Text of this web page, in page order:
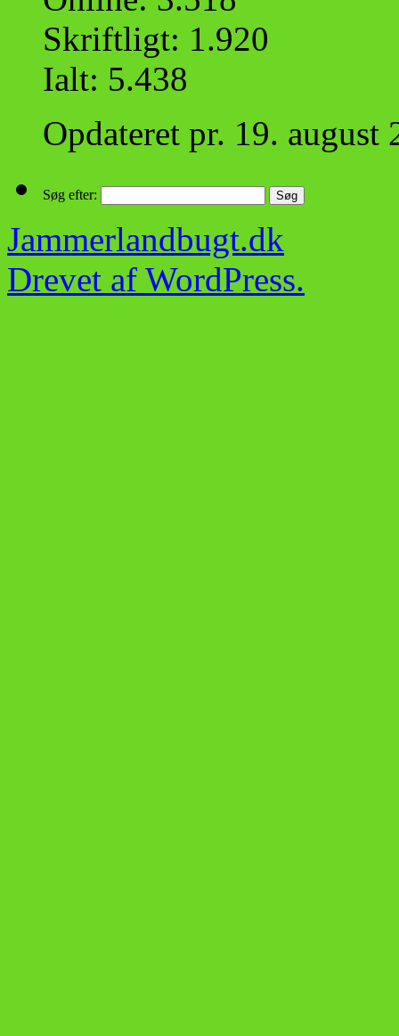
Skriftligt: 1.920
Ialt: 5.438
Opdateret pr. 19. august
Søg efter:
Jammerlandbugt.dk
Drevet af WordPress.